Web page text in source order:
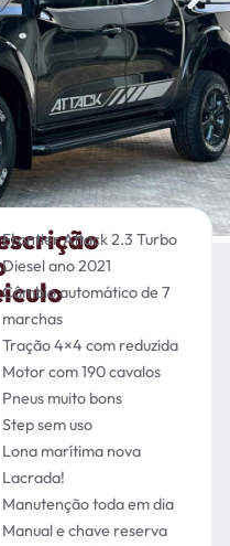
Frontier Attack 2.3 Turbo
Diesel ano 2021
Câmbio automático de 7
marchas
Tração 4×4 com reduzida
Motor com 190 cavalos
Pneus muito bons
Step sem uso
Lona marítima nova
Lacrada!
Manutenção toda em dia
Manual e chave reserva